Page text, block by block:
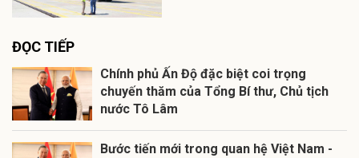
ĐỌC TIẾP
Chính phủ Ấn Độ đặc biệt coi trọng
chuyến thăm của Tổng Bí thư, Chủ tịch
nước Tô Lâm
Bước tiến mới trong quan hệ Việt Nam -